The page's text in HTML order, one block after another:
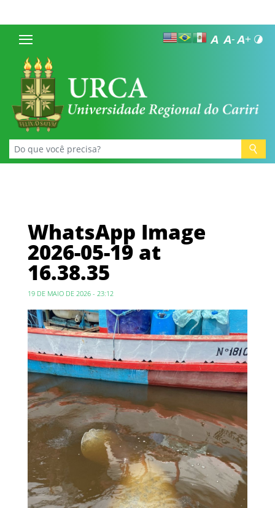
WhatsApp Image
2026-05-19 at
16.38.35
19 DE MAIO DE 2026 - 23:12